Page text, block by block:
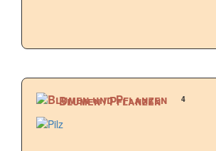
Blumen / Pflanzen 4